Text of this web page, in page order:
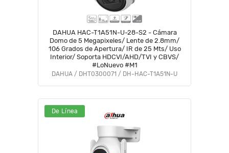
DAHUA HAC-T1A51N-U-28-S2 - Cámara
Domo de 5 Megapixeles/ Lente de 2.8mm/
106 Grados de Apertura/ IR de 25 Mts/ Uso
Interior/ Soporta HDCVI/AHD/TVI y CBVS/
#LoNuevo #M1
DAHUA / DHT0300071 / DH-HAC-T1A51N-U
De Línea